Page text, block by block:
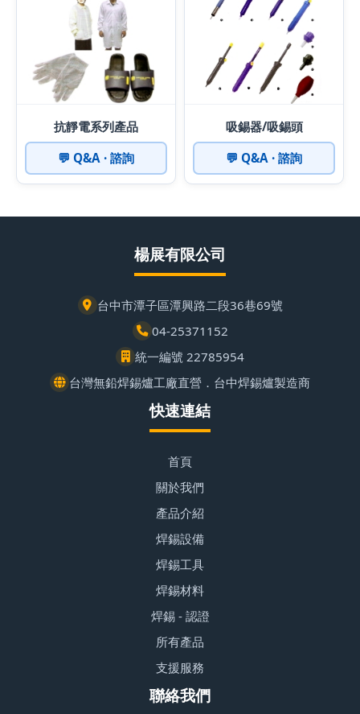
抗靜電系列產品
💬 Q&A · 諮詢
吸錫器/吸錫頭
💬 Q&A · 諮詢
楊展有限公司
台中市潭子區潭興路二段36巷69號
04-25371152
統一編號 22785954
台灣無鉛焊錫爐工廠直營．台中焊錫爐製造商
快速連結
首頁
關於我們
產品介紹
焊錫設備
焊錫工具
焊錫材料
焊錫 - 認證
所有產品
支援服務
聯絡我們